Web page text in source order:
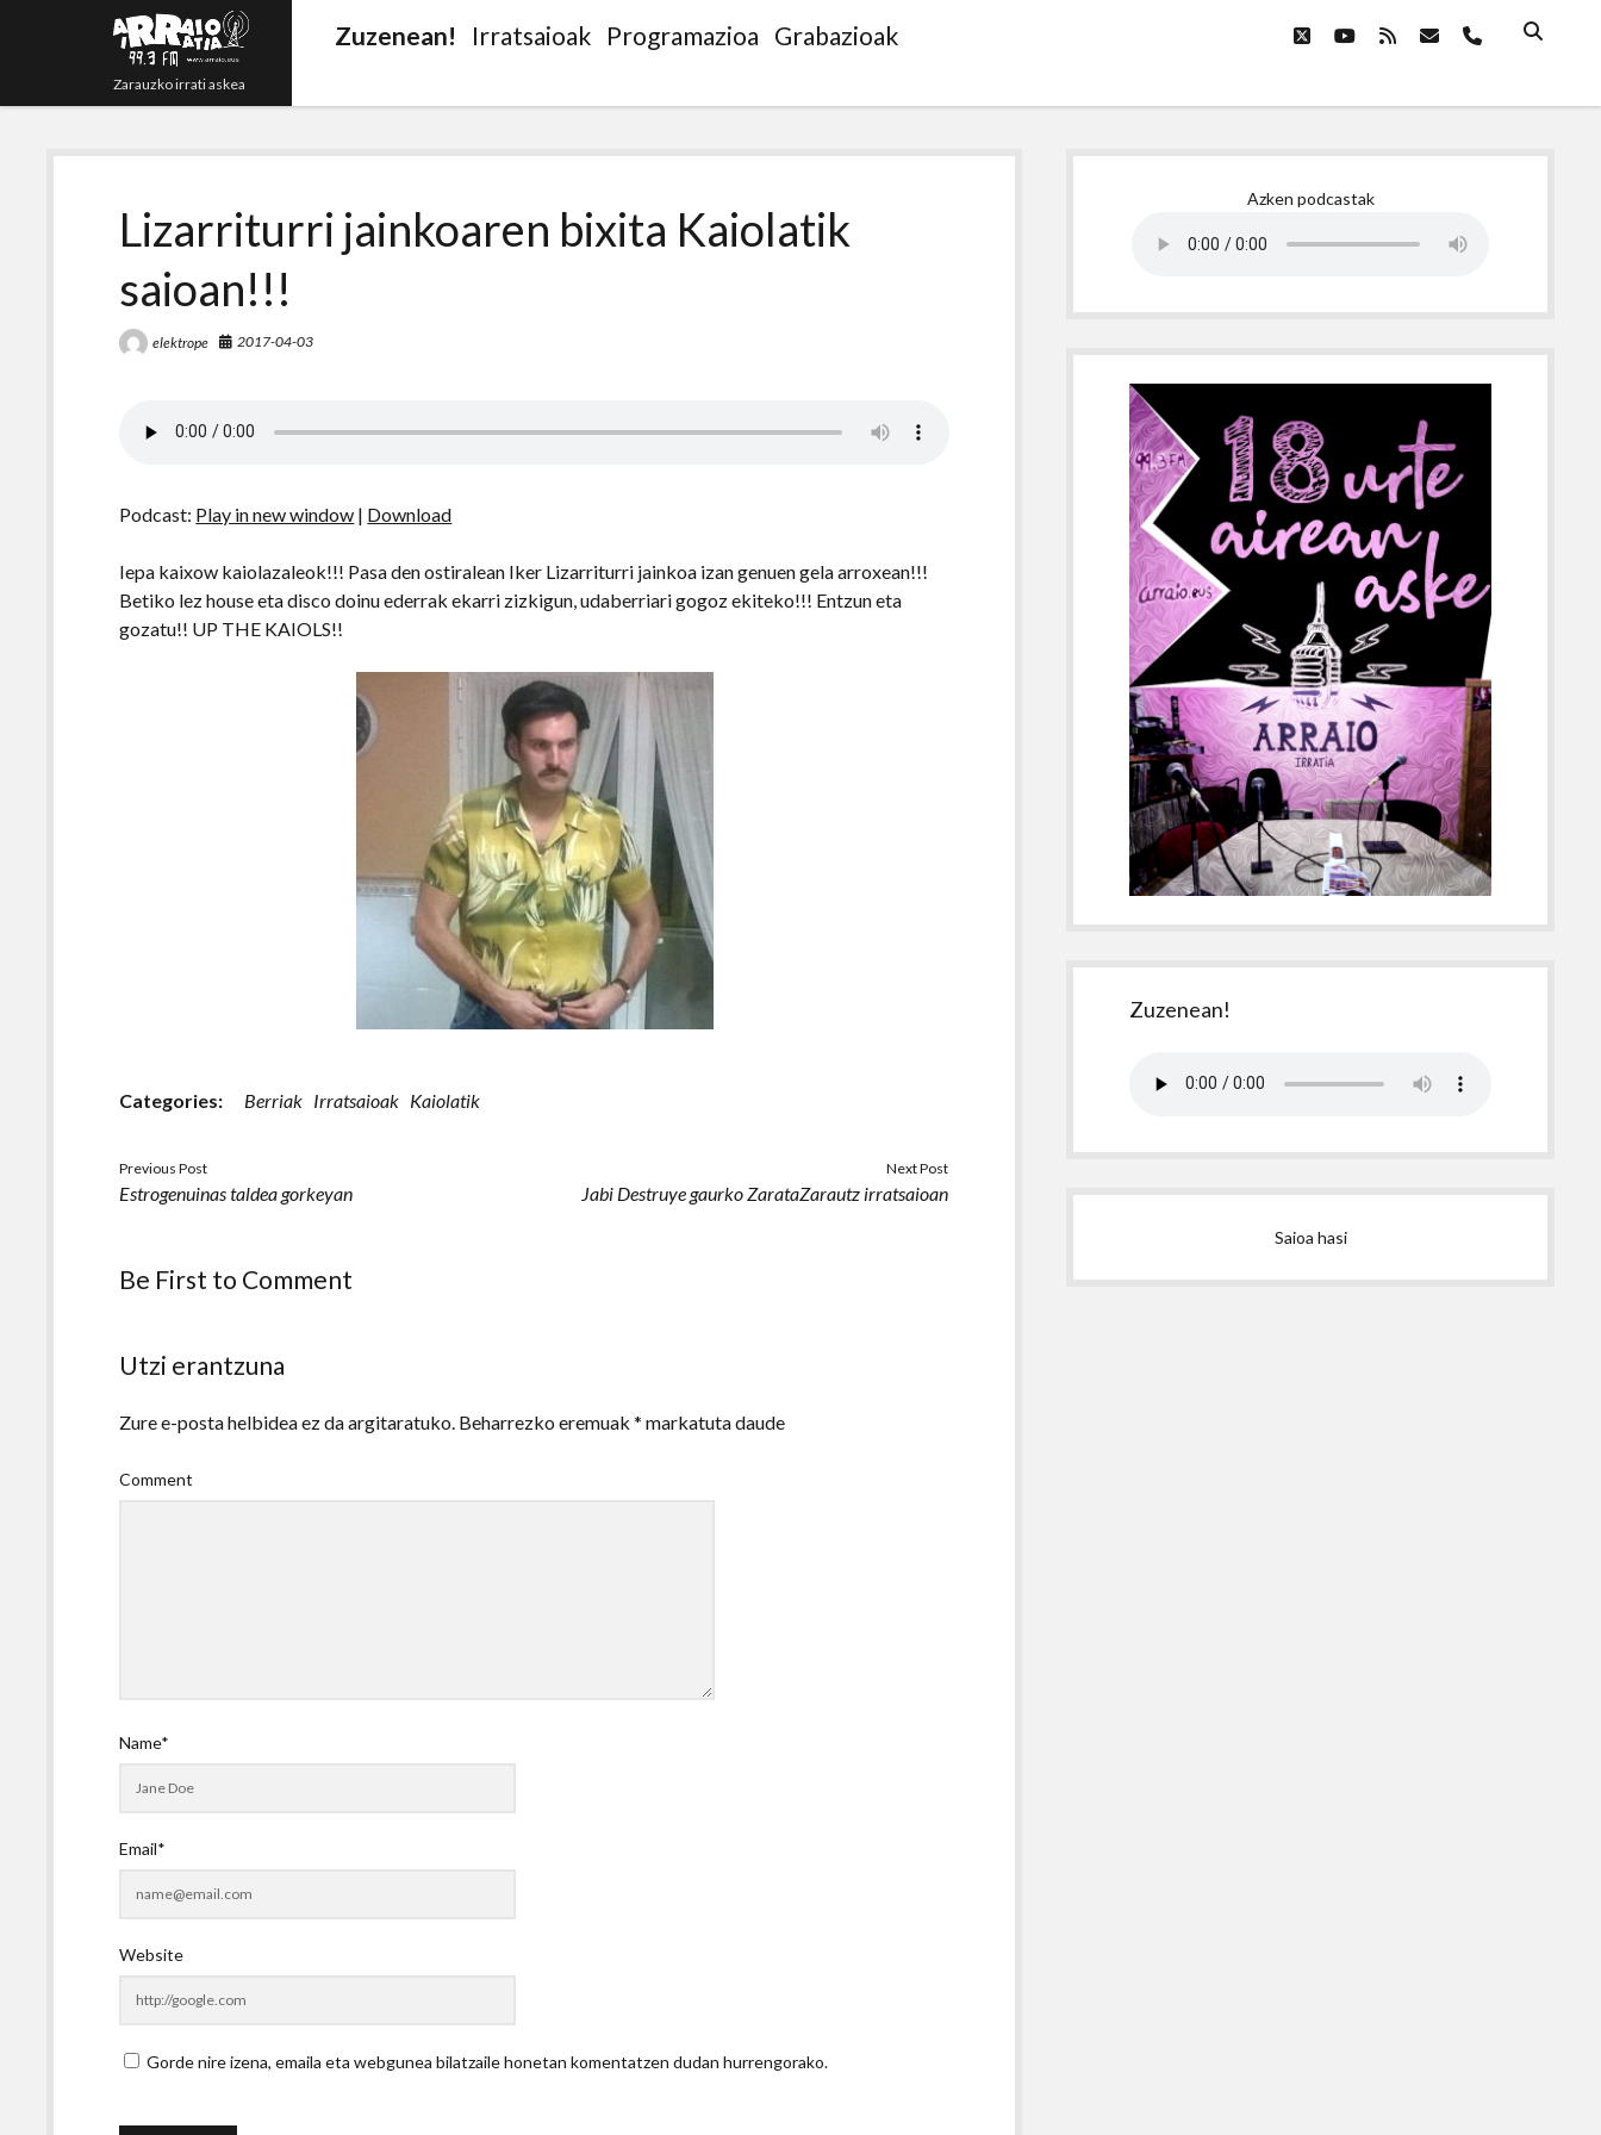
Zarauzko irrati askea
Zuzenean! Irratsaioak Programazioa Grabazioak twitteryoutube
rss emailphone
Lizarriturri jainkoaren bixita Kaiolatik
saioan!!!
elektrope 2017-04-03
Podcast: Play in new window | Download
Iepa kaixow kaiolazaleok!!! Pasa den ostiralean Iker Lizarriturri jainkoa izan genuen gela arroxean!!!
Betiko lez house eta disco doinu ederrak ekarri zizkigun, udaberriari gogoz ekiteko!!! Entzun eta
gozatu!! UP THE KAIOLS!!
Categories: Berriak Irratsaioak Kaiolatik
Previous Post
Estrogenuinas taldea gorkeyan
Next Post
Jabi Destruye gaurko ZarataZarautz irratsaioan
Be First to Comment
Utzi erantzuna
Zure e-posta helbidea ez da argitaratuko. Beharrezko eremuak* markatuta daude
Comment
Name*
Email*
Website
Gorde nire izena, emaila eta webgunea bilatzaile honetan komentatzen dudan hurrengorako.
Azken podcastak
Zuzenean!
Saioa hasi